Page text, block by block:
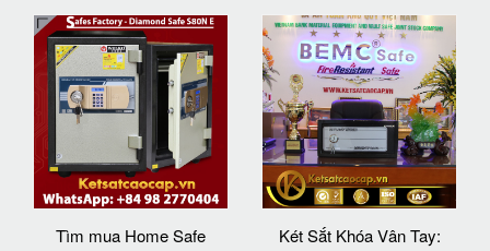
Tìm mua Home Safe
Két Sắt Khóa Vân Tay: